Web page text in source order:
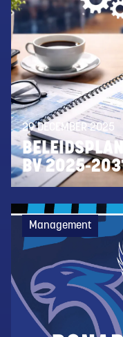
29 DECEMBER 2025
BV 2025-
Management